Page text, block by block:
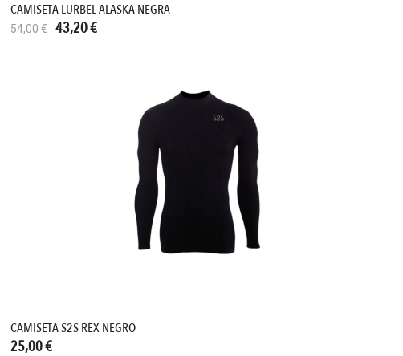
CAMISETA LURBEL ALASKA NEGRA
54,00 € 43,20 €
CAMISETA S2S REX NEGRO
25,00 €